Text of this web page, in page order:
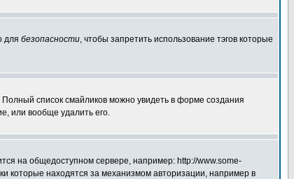
для безопасности, чтобы запретить использование тэгов которые
список смайликов можно увидеть в форме создания
или вообще удалить его.
на общедоступном сервере, например: http://www.some-
которые находятся за механизмом авторизации, например в